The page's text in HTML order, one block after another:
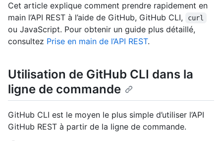
Cet article explique comment prendre rapidement en
main l’API REST à l’aide de GitHub, GitHub CLI,
curl
ou JavaScript. Pour obtenir un guide plus détaillé,
consultez Prise en main de l’API REST.
Utilisation de GitHub CLI dans la
ligne de commande
GitHub CLI est le moyen le plus simple d’utiliser l’API
GitHub REST à partir de la ligne de commande.